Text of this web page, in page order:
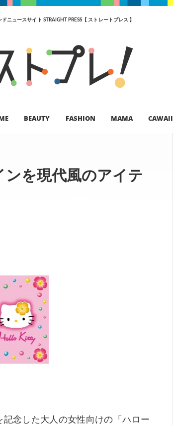
ドニュースサイト STRAIGHT PRESS【 ストレートプレス 】
BEAUTY FASHION MAMA CAWAII
を現代風のアイテ
念した大人の女性向けの「ハロー